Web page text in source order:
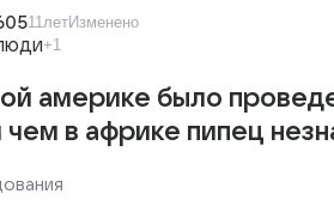
11летИзменено
+1
америке было
чем в африке пипец